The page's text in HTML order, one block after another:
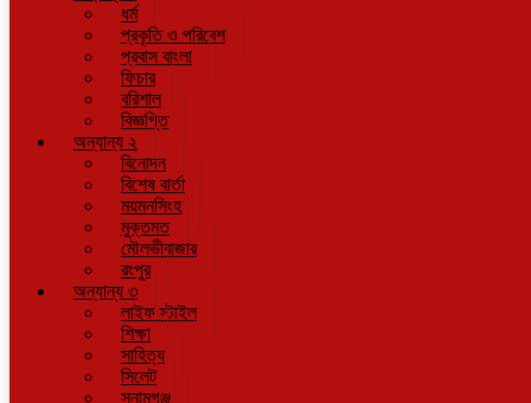
ধর্ম
প্রকৃতি ও পরিবেশ
প্রবাস বাংলা
ফিচার
বরিশাল
বিজ্ঞপ্তি
অন্যান্য ২
বিনোদন
বিশেষ বার্তা
ময়মনসিংহ
মুক্তমত
মৌলভীবাজার
রংপুর
অন্যান্য ৩
লাইফ স্টাইল
শিক্ষা
সাহিত্য
সিলেট
সুনামগঞ্জ